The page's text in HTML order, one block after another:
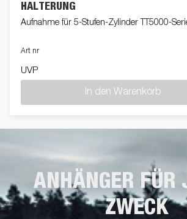
HALTERUNG
Aufnahme für 5-Stufen-Zylinder TT5000-
Art nr
UVP
In den Warenkorb
ANHÄNGER FÜR
ZWECK